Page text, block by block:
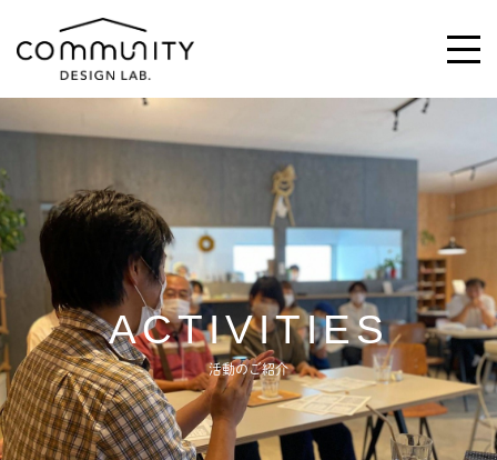
\求む!/ 助っ人・ご意見
ABOUT
ACTIVITIES
MAGAZINE
ACTIVITIES
活動のご紹介